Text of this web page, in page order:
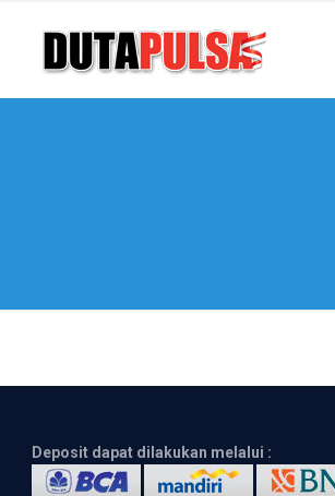
Deposit dapat dilakukan melalui :